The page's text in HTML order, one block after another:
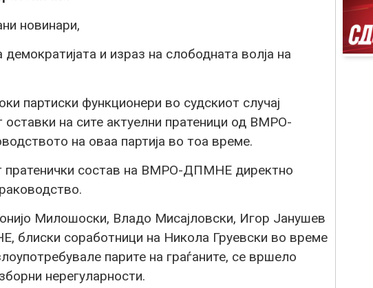
новинари,
и израз на слободната волја на
партиски функционери во судскиот случај
оставки на сите актуелни пратеници од ВМРО-
на оваа партија во тоа време.
пратенички состав на ВМРО-ДПМНЕ директно
Милошоски, Владо Мисајловски, Игор Јанушев
соработници на Никола Груевски во време
парите на граѓаните, се вршело
нерегуларности.